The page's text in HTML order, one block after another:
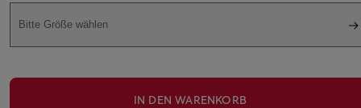
Bitte Größe wählen
IN DEN WARENKORB